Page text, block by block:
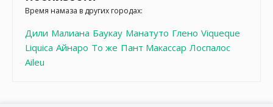
Время намаза в других городах:
Дили Малиана Баукау Манатуто Глено Viqueque
Liquica Айнаро То же Пант Макассар Лоспалос
Aileu